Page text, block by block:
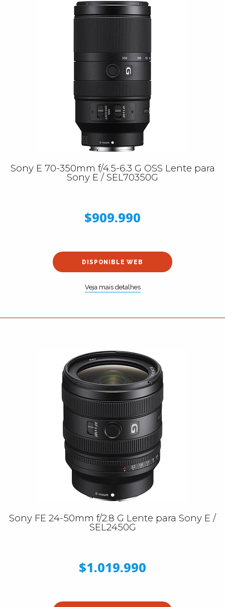
Sony E 70-350mm f/4.5-6.3 G OSS Lente para
Sony E / SEL70350G
$909.990
DISPONIBLE WEB
Veja mais detalhes
Sony FE 24-50mm f/2.8 G Lente para Sony E /
SEL2450G
$1.019.990